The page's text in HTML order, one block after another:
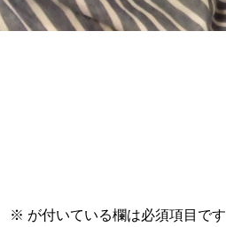
※ が付いている欄は必須項目です